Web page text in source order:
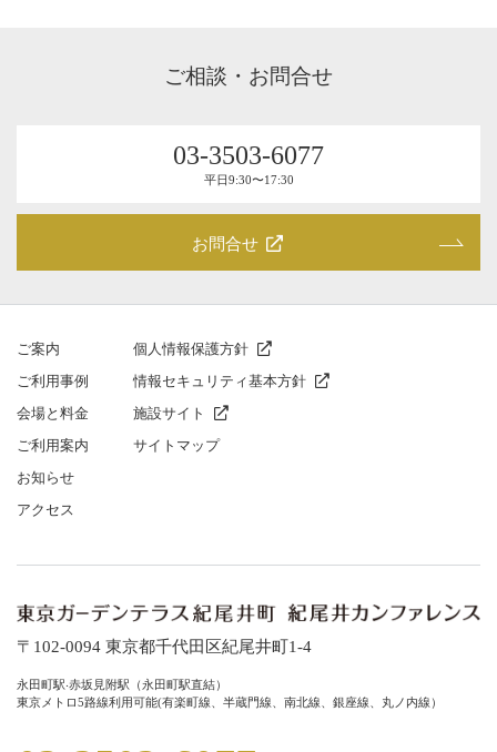
ご相談・お問合せ
03-3503-6077
平⽇9:30〜17:30
お問合せ
ご案内
ご利⽤事例
会場と料⾦
ご利⽤案内
お知らせ
アクセス
個人情報保護方針
情報セキュリティ基本方針
施設サイト
サイトマップ
〒102-0094 東京都千代⽥区紀尾井町1-4
永⽥町駅‧⾚坂⾒附駅（永⽥町駅直結）
東京メトロ5路線利⽤可能(有楽町線、半蔵⾨線、南北線、銀座線、丸ノ内線）